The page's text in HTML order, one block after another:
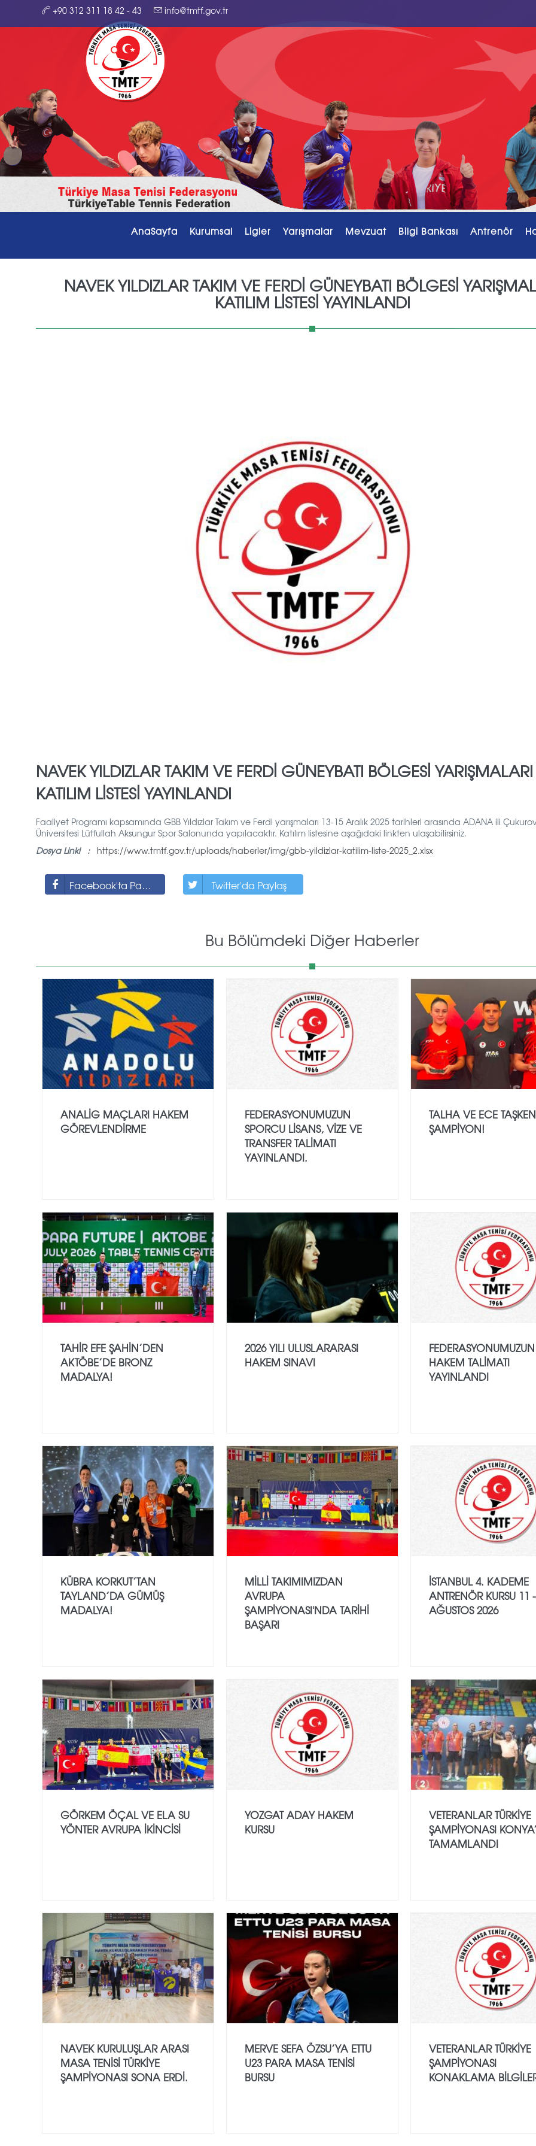
+90 312 311 18 42 - 43 info@tmtf.gov.tr
AnaSayfa Kurumsal Ligler Yarışmalar Mevzuat Bilgi Bankası Antrenör
NAVEK YILDIZLAR TAKIM VE FERDİ GÜNEYBATI BÖLGESİ
KATILIM LİSTESİ YAYINLANDI
NAVEK YILDIZLAR TAKIM VE FERDİ GÜNEYBATI BÖLGESİ YARIŞMALARI
KATILIM LİSTESİ YAYINLANDI
Faaliyet Programı kapsamında GBB Yıldızlar Takım ve Ferdi yarışmaları 13-15 Aralık 2025 tarihleri arasında ADANA ili
Üniversitesi Lütfullah Aksungur Spor Salonunda yapılacaktır. Katılım listesine aşağıdaki linkten ulaşabilirsiniz.
Dosya Linki : https://www.tmtf.gov.tr/uploads/haberler/img/gbb-yildizlar-katilim-liste-2025_2.xlsx
Facebook'ta Paylaş Twitter'da Paylaş
Bu Bölümdeki Diğer Haberler
ANALİG MAÇLARI HAKEM
GÖREVLENDİRME
FEDERASYONUMUZUN
SPORCU LISANS, VIZE VE
TRANSFER TALIMATI
YAYINLANDI.
TALHA VE ECE
ŞAMPIYON!
TAHIR EFE ŞAHIN’DEN
AKTÖBE’DE BRONZ
MADALYA!
2026 YILI ULUSLARARASI
HAKEM SINAVI
FEDERASYONUMUZUN
HAKEM TALIMATI
YAYINLANDI
KÜBRA KORKUT’TAN
TAYLAND’DA GÜMÜŞ
MADALYA!
MILLI TAKIMIMIZDAN
AVRUPA
ŞAMPIYONASI'NDA TARIHI
BAŞARI
İSTANBUL 4. KADEME
ANTRENÖR KURSU 11
AĞUSTOS 2026
GÖRKEM ÖÇAL VE ELA SU
YÖNTER AVRUPA İKINCISI
YOZGAT ADAY HAKEM
KURSU
VETERANLAR TÜRKIYE
ŞAMPIYONASI
TAMAMLANDI
NAVEK KURULUŞLAR ARASI
MASA TENISI TÜRKIYE
ŞAMPIYONASI SONA ERDI.
MERVE SEFA ÖZSU’YA ETTU
U23 PARA MASA TENISI
BURSU
VETERANLAR TÜRKIYE
ŞAMPIYONASI
KONAKLAMA